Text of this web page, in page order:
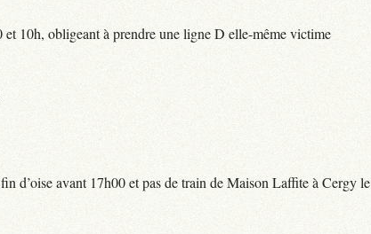
10h, obligeant à prendre une ligne D elle-même victime
d’oise avant 17h00 et pas de train de Maison Laffite à Cergy le